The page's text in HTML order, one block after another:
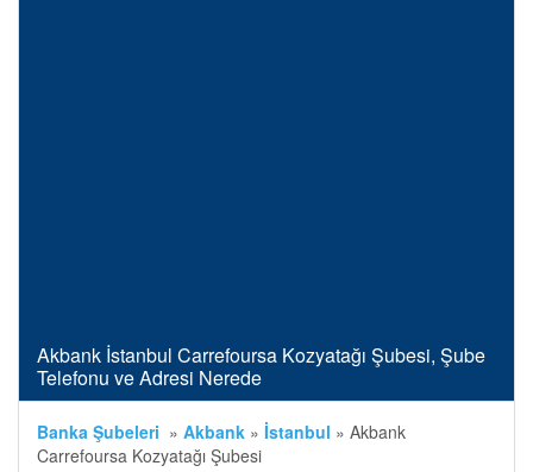
Akbank İstanbul Carrefoursa Kozyatağı Şubesi, Şube
Telefonu ve Adresi Nerede
Banka Şubeleri » Akbank » İstanbul » Akbank
Carrefoursa Kozyatağı Şubesi